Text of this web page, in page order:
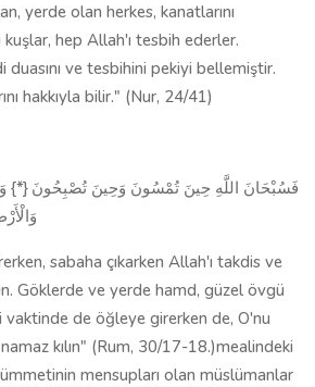
yerde olan herkes, kanatlarını
hep Allah'ı tesbih ederler.
duasını ve tesbihini pekiyi bellemiştir.
hakkıyla bilir." (Nur, 24/41)
فَسُبْحَانَ اللَّهِ حِينَ تُمْسُونَ وَحِينَ تُصْبِحُونَ {*}
sabaha çıkarken Allah'ı takdis ve
Göklerde ve yerde hamd, güzel övgü
vaktinde de öğleye girerken de, O'nu
kılın" (Rum, 30/17-18.)mealindeki
mensupları olan müslümanlar